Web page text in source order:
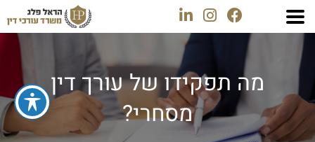
מה תפקידו של עורך דין
מסחרי?